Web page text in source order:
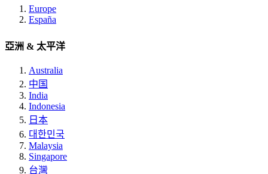
Europe
España
亞洲 & 太平洋
Australia
中国
India
Indonesia
日本
대한민국
Malaysia
Singapore
台灣